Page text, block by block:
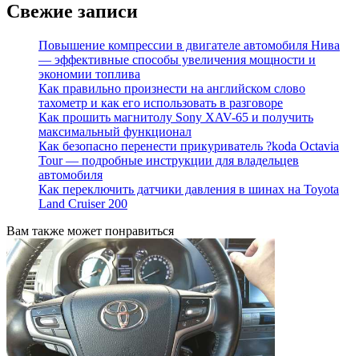
Свежие записи
Повышение компрессии в двигателе автомобиля Нива
— эффективные способы увеличения мощности и
экономии топлива
Как правильно произнести на английском слово
тахометр и как его использовать в разговоре
Как прошить магнитолу Sony XAV-65 и получить
максимальный функционал
Как безопасно перенести прикуриватель ?koda Octavia
Tour — подробные инструкции для владельцев
автомобиля
Как переключить датчики давления в шинах на Toyota
Land Cruiser 200
Вам также может понравиться